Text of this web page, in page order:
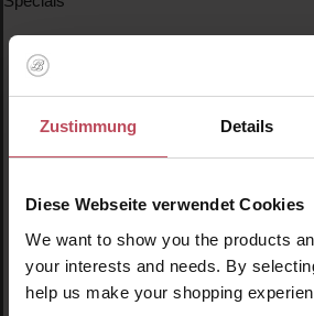
Zustimmung Details
Diese Webseite verwendet Cookies
We want to show you the products
your interests and needs. By
help us make your shopping
Neu